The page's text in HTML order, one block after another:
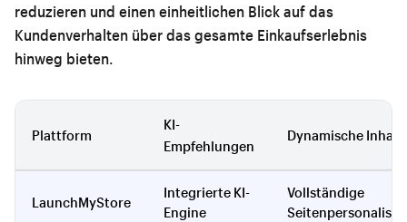
reduzieren und einen einheitlichen Blick auf das
Kundenverhalten über das gesamte Einkaufserlebnis
hinweg bieten.
Plattform
KI-
Empfehlungen
Dynamische
LaunchMyStore
Integrierte KI-
Engine
Vollständige